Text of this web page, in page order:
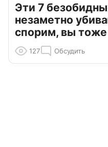
Эти 7
незаметно
спорим, вы тоже
127 Обсудить